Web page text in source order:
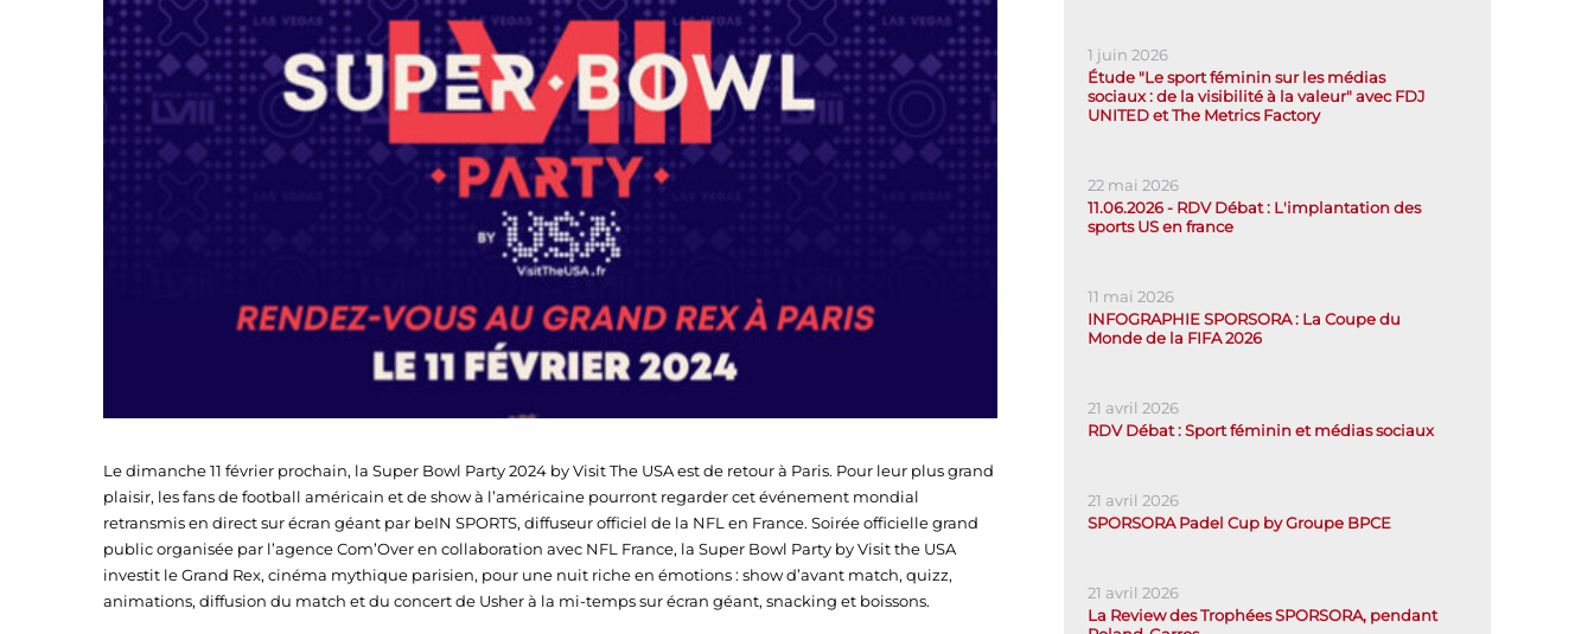
Le dimanche 11 février prochain, la Super Bowl Party 2024 by Visit The USA est de retour à Paris. Pour leur plus grand
plaisir, les fans de football américain et de show à l’américaine pourront regarder cet événement mondial
retransmis en direct sur écran géant par beIN SPORTS, diffuseur officiel de la NFL en France. Soirée officielle grand
public organisée par l’agence Com’Over en collaboration avec NFL France, la Super Bowl Party by Visit the USA
investit le Grand Rex, cinéma mythique parisien, pour une nuit riche en émotions : show d’avant match, quizz,
animations, diffusion du match et du concert de Usher à la mi-temps sur écran géant, snacking et boissons.
1 juin 2026
Étude "Le sport féminin sur les médias
sociaux : de la visibilité à la valeur" avec FDJ
UNITED et The Metrics Factory
22 mai 2026
11.06.2026 - RDV Débat : L'implantation des
sports US en france
11 mai 2026
INFOGRAPHIE SPORSORA : La Coupe du
Monde de la FIFA 2026
21 avril 2026
RDV Débat : Sport féminin et médias sociaux
21 avril 2026
SPORSORA Padel Cup by Groupe BPCE
21 avril 2026
La Review des Trophées SPORSORA, pendant